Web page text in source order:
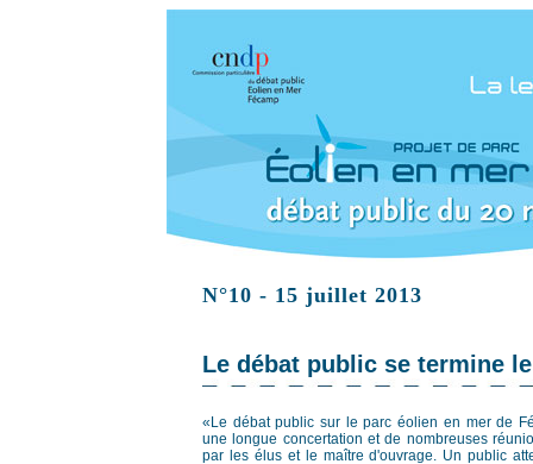
N°10 - 15 juillet 2013
Le débat public se termine
«Le débat public sur le parc éolien en mer de
une longue concertation et de nombreuses
par les élus et le maître d'ouvrage. Un public